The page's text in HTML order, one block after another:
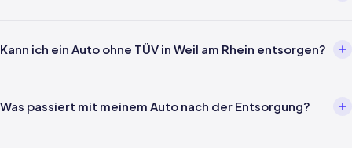
— kein Drittanbieter, kein Portal. Wir holen Ihr Fahrzeug persönlich
Kann ich ein Auto ohne TÜV in Weil am Rhein entsorgen?
Weil am Rhein problemlos angenommen. Auch nicht fahrbereit,
Was passiert mit meinem Auto nach der Entsorgung?